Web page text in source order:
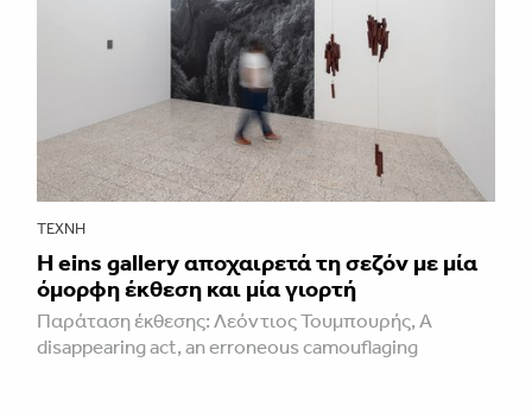
ΤΈΧΝΗ
H eins gallery αποχαιρετά τη σεζόν με μία
όμορφη έκθεση και μία γιορτή
Παράταση έκθεσης: Λεόντιος Τουμπουρής, A
disappearing act, an erroneous camouflaging